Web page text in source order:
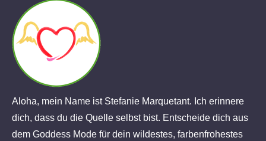
Aloha, mein Name ist Stefanie Marquetant. Ich erinnere
dich, dass du die Quelle selbst bist. Entscheide dich aus
dem Goddess Mode für dein wildestes, farbenfrohestes